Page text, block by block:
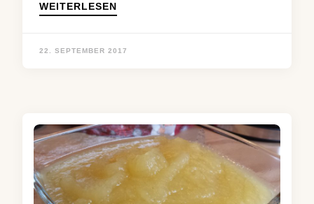
WEITERLESEN
22. SEPTEMBER 2017